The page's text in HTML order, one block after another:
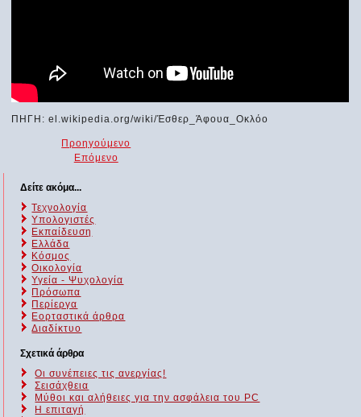
ΠΗΓΗ: el.wikipedia.org/wiki/Έσθερ_Άφουα_Οκλόο
Προηγούμενο
Επόμενο
Δείτε ακόμα...
Τεχνολογία
Υπολογιστές
Εκπαίδευση
Ελλάδα
Κόσμος
Οικολογία
Υγεία - Ψυχολογία
Πρόσωπα
Περίεργα
Εορταστικά άρθρα
Διαδίκτυο
Σχετικά άρθρα
Οι συνέπειες τις ανεργίας!
Σεισάχθεια
Μύθοι και αλήθειες για την ασφάλεια του PC
Η επιταγή